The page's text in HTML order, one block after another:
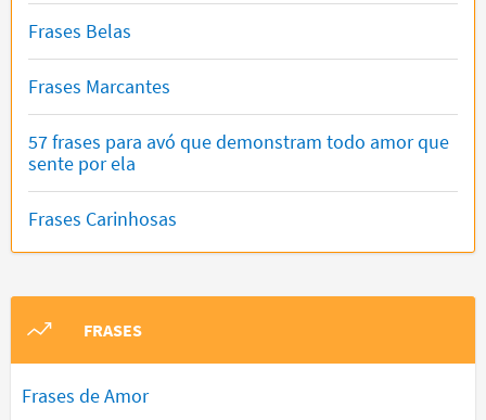
Frases Belas
Frases Marcantes
57 frases para avó que demonstram todo amor que
sente por ela
Frases Carinhosas
FRASES
Frases de Amor